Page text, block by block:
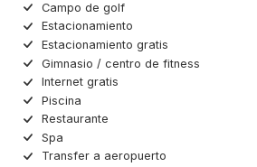
Campo de golf
Estacionamiento
Estacionamiento gratis
Gimnasio / centro de fitness
Internet gratis
Piscina
Restaurante
Spa
Transfer a aeropuerto